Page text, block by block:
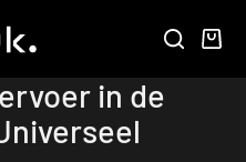
in de